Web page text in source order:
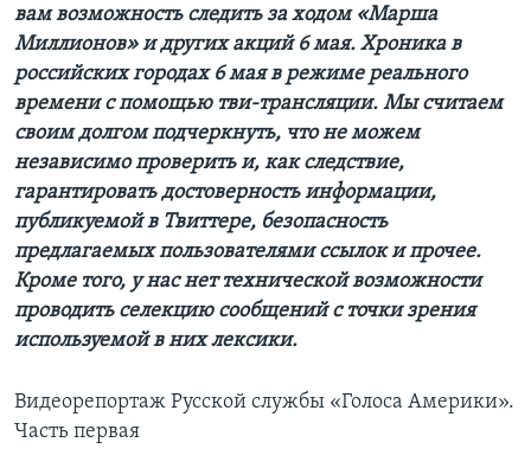
вам возможность следить за ходом «Марша
Миллионов» и других акций 6 мая. Хроникав
российских городах 6 мая в режиме реального
времени с помощью тви-трансляции. Мы считаем
своим долгом подчеркнуть, что не можем
независимо проверить и, как следствие,
гарантировать достоверность информации,
публикуемой в Твиттере, безопасность
предлагаемых пользователями ссылок и прочее.
Кроме того, у нас нет технической возможности
проводить селекцию сообщений с точки зрения
используемой в них лексики.
Видеорепортаж Русской службы «Голоса Америки».
Часть первая